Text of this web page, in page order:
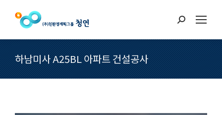
Search:
하남미사 A25BL 아파트 건설공사